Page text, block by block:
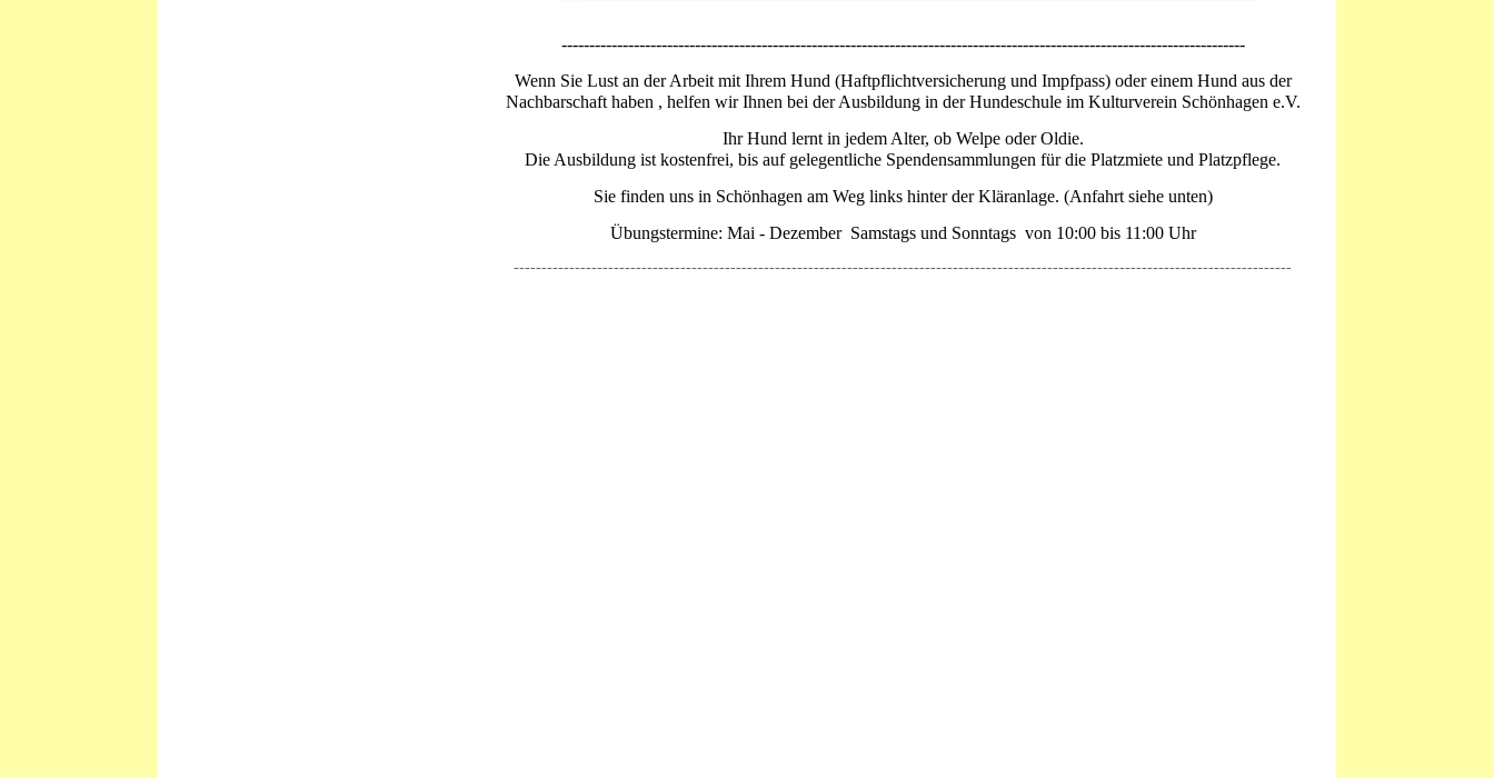
---------------------------------------------------------------------------------------------------------------------------
Wenn Sie Lust an der Arbeit mit Ihrem Hund (Haftpflichtversicherung und Impfpass) oder einem Hund aus der
Nachbarschaft haben , helfen wir Ihnen bei der Ausbildung in der Hundeschule im Kulturverein Schönhagen e.V.
Ihr Hund lernt in jedem Alter, ob Welpe oder Oldie.
Die Ausbildung ist kostenfrei, bis auf gelegentliche Spendensammlungen für die Platzmiete und Platzpflege.
Sie finden uns in Schönhagen am Weg links hinter der Kläranlage. (Anfahrt siehe unten)
Übungstermine: Mai - Dezember Samstags und Sonntags von 10:00 bis 11:00 Uhr
--------------------------------------------------------------------------------------------------------------------------------------------